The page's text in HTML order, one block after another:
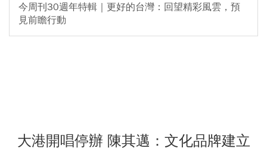
今周刊30週年特輯｜更好的台灣：回望精彩風雲，預
見前瞻行動
大港開唱停辦 陳其邁：文化品牌建立